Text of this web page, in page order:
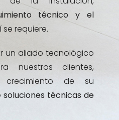
técnico y el
se requiere.
un aliado tecnológico
nuestros clientes,
crecimiento de su
soluciones técnicas de